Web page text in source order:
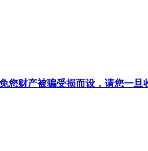
您财产被骗受损而设，请您一旦